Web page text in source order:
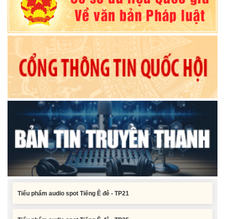
Nghị quyết Xác nhận kết quả bầu Ủy viên Ủy ban nhân dân tỉnh
Đắk Lắk khoá XI, nhiệm kỳ 2026 - 2031
Tiểu phẩm audio spot Tiếng Ê đê - TP25
Tiểu phẩm audio spot Tiếng Ê đê - TP24
Tiểu phẩm audio spot Tiếng Ê đê - TP23
Tiểu phẩm audio spot Tiếng Ê đê - TP22
Tiểu phẩm audio spot Tiếng Ê đê - TP21
Tiểu phẩm audio spot Tiếng Ê đê - TP25